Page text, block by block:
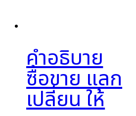
คำอธิบาย
ซื้อขาย แลก
เปลี่ยน ให้